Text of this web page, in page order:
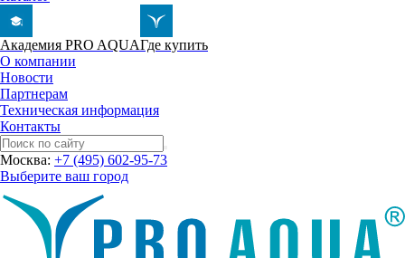
Академия PRO AQUAГде купить
О компании
Новости
Партнерам
Техническая информация
Контакты
Москва: +7 (495) 602-95-73
Выберите ваш город